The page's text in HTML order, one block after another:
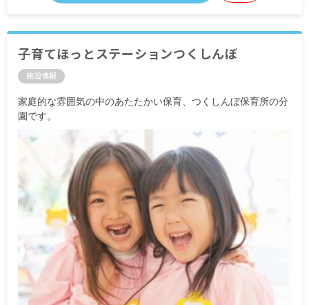
子育てほっとステーションつくしんぼ
施設情報
家庭的な雰囲気の中のあたたかい保育、つくしんぼ保育所の分
園です。